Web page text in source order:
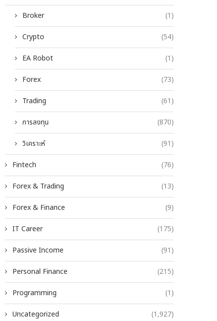
Broker (1)
Crypto (54)
EA Robot (1)
Forex (73)
Trading (61)
การลงทุน (870)
วิเคราะห์ (91)
Fintech (76)
Forex & Trading (13)
Forex & Finance (9)
IT Career (175)
Passive Income (91)
Personal Finance (215)
Programming (1)
Uncategorized (1,927)